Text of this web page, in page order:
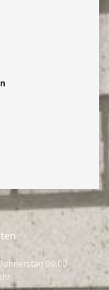
09.00